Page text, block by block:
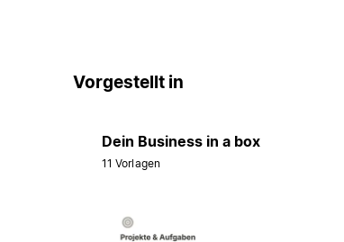
Vorgestellt in
Dein Business in a box
11 Vorlagen